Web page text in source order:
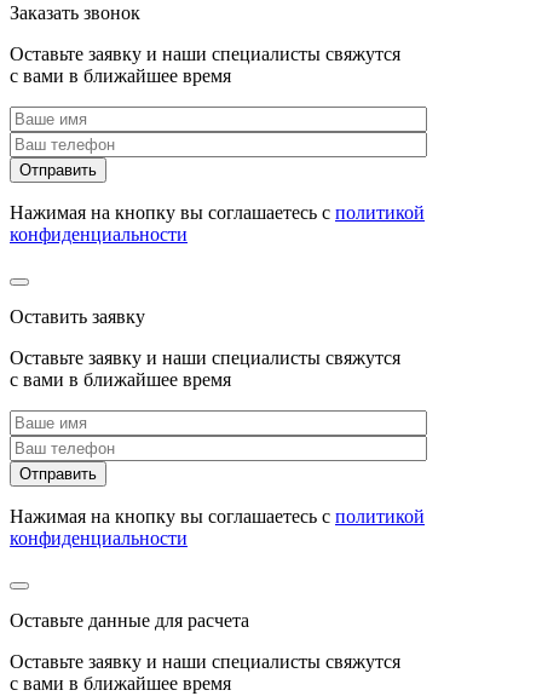
Заказать звонок
Оставьте заявку и наши специалисты свяжутся
с вами в ближайшее время
Нажимая на кнопку вы соглашаетесь с политикой
конфиденциальности
Оставить заявку
Оставьте заявку и наши специалисты свяжутся
с вами в ближайшее время
Нажимая на кнопку вы соглашаетесь с политикой
конфиденциальности
Оставьте данные для расчета
Оставьте заявку и наши специалисты свяжутся
с вами в ближайшее время